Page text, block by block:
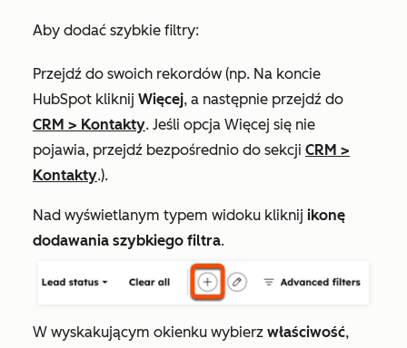
Aby dodać szybkie filtry:
Przejdź do swoich rekordów (np. Na koncie
HubSpot kliknij Więcej, a następnie przejdź do
CRM > Kontakty. Jeśli opcja Więcej się nie
pojawia, przejdź bezpośrednio do sekcji CRM >
Kontakty.).
Nad wyświetlanym typem widoku kliknij ikonę
dodawania szybkiego filtra.
W wyskakującym okienku wybierz właściwość,